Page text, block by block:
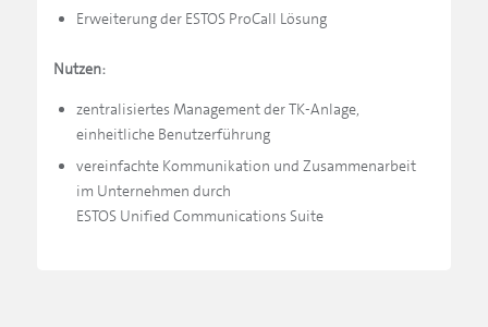
Erweiterung der ESTOS ProCall Lösung
Nutzen:
zentralisiertes Management der TK-Anlage,
einheitliche Benutzerführung
vereinfachte Kommunikation und Zusammenarbeit
im Unternehmen durch
ESTOS Unified Communications Suite